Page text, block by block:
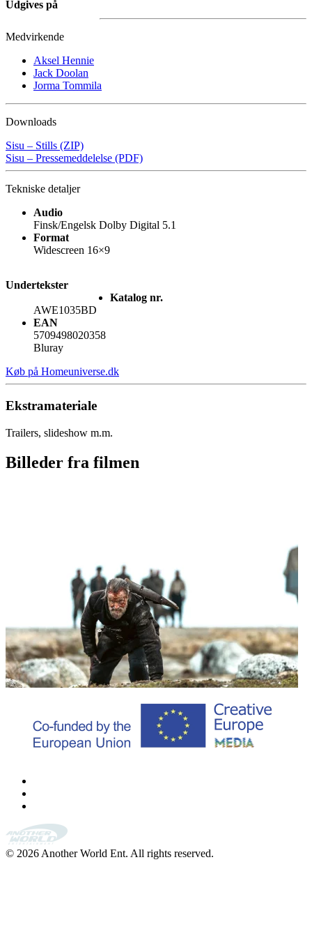
Udgives på
Medvirkende
Aksel Hennie
Jack Doolan
Jorma Tommila
Downloads
Sisu – Stills (ZIP)
Sisu – Pressemeddelelse (PDF)
Tekniske detaljer
Audio
Finsk/Engelsk Dolby Digital 5.1
Format
Widescreen 16×9
Undertekster
Katalog nr.
AWE1035BD
EAN
5709498020358
Bluray
Køb på Homeuniverse.dk
Ekstramateriale
Trailers, slideshow m.m.
Billeder fra filmen
© 2026Another World Ent. All rights reserved.